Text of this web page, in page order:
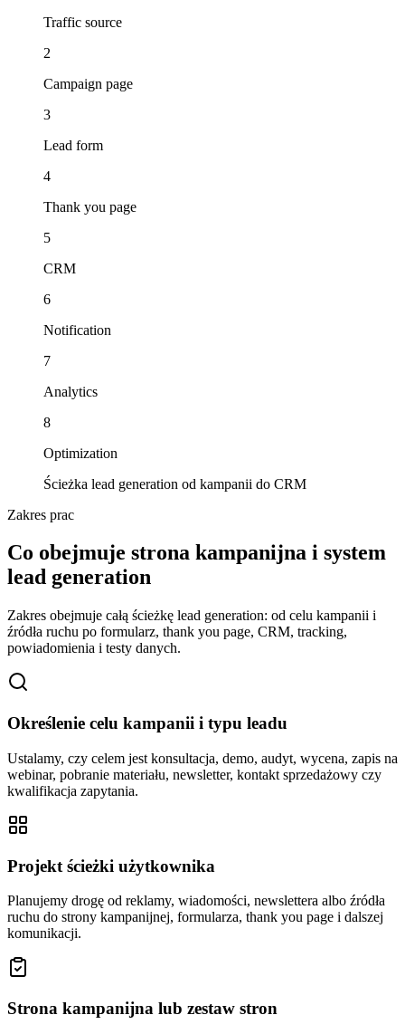
Traffic source
2
Campaign page
3
Lead form
4
Thank you page
5
CRM
6
Notification
7
Analytics
8
Optimization
Ścieżka lead generation od kampanii do CRM
Zakres prac
Co obejmuje strona kampanijna i system
lead generation
Zakres obejmuje całą ścieżkę lead generation: od celu kampanii i
źródła ruchu po formularz, thank you page, CRM, tracking,
powiadomienia i testy danych.
Określenie celu kampanii i typu leadu
Ustalamy, czy celem jest konsultacja, demo, audyt, wycena, zapis na
webinar, pobranie materiału, newsletter, kontakt sprzedażowy czy
kwalifikacja zapytania.
Projekt ścieżki użytkownika
Planujemy drogę od reklamy, wiadomości, newslettera albo źródła
ruchu do strony kampanijnej, formularza, thank you page i dalszej
komunikacji.
Strona kampanijna lub zestaw stron